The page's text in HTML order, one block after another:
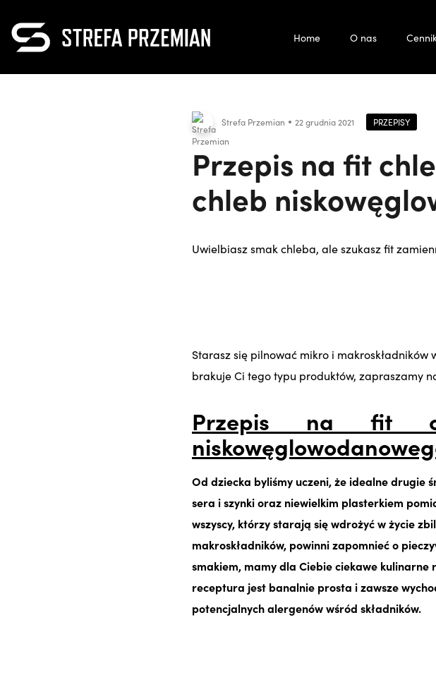
Home O nas Cennik
Strefa Przemian 22 grudnia 2021 PRZEPISY
Przepis na fit
chleb
Uwielbiasz smak chleba, ale szukasz fit
Starasz się pilnować mikro i makroskładników
brakuje Ci tego typu produktów, zapraszamy
Przepis na fit
Od dziecka byliśmy uczeni, że idealne drugie
sera i szynki oraz niewielkim plasterkiem
wszyscy, którzy starają się wdrożyć w życie
makroskładników, powinni zapomnieć o
smakiem, mamy dla Ciebie ciekawe kulinarne
receptura jest banalnie prosta i zawsze
potencjalnych alergenów wśród składników.